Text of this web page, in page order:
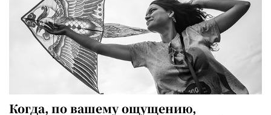
Когда, по вашему ощущению,